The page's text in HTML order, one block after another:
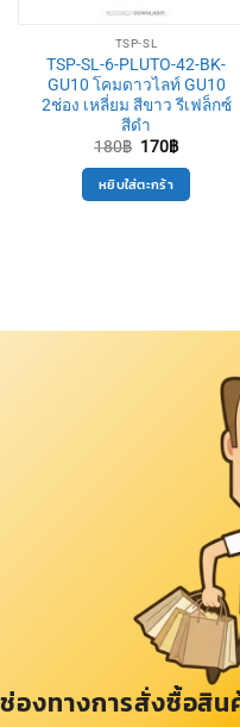
TSP-SL
TSP-SL-6-PLUTO-42-BK-
GU10 โคมดาวไลท์ GU10
2ช่อง เหลี่ยม สีขาว รีเฟล็กซ์
สีดำ
180฿ Original
was:
180฿.
170฿Current
is:
170฿.
หยิบใส่ตะกร้า
ช่องทางการสั่งซื้อสิน